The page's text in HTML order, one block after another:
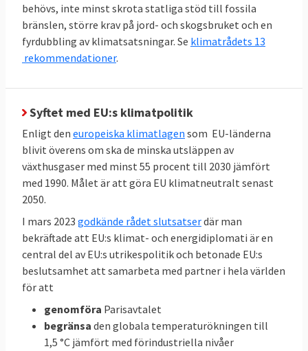
den största andelen förnybar energi bland
EU-länderna:66 procent 2023. Inte heller här
finns något specifikt krav på enskilda
medlemsländer utan målet är gemensamt.
förnyelsebar energi
procent
42,5 – 45
procent
Sverige
66
procent
Inget
bindande
EU-mål
se källan.
behövs, inte minst skrota statliga stöd till fossila
bränslen, större krav på jord- och skogsbruket och en
fyrdubbling av klimatsatsningar. Se klimatrådets 13
rekommendationer.
Syftet med EU:s klimatpolitik
Enligt den europeiska klimatlagen som EU-länderna
blivit överens om ska de minska utsläppen av
växthusgaser med minst 55 procent till 2030 jämfört
med 1990. Målet är att göra EU klimatneutralt senast
2050.
I mars 2023 godkände rådet slutsatserdär man
bekräftade att EU:s klimat- och energidiplomati är en
central del av EU:s utrikespolitik och betonade EU:s
beslutsamhet att samarbeta med partner i hela världen
för att
genomföra Parisavtalet
begränsa den globala temperaturökningen till
1,5 °C jämfört med förindustriella nivåer